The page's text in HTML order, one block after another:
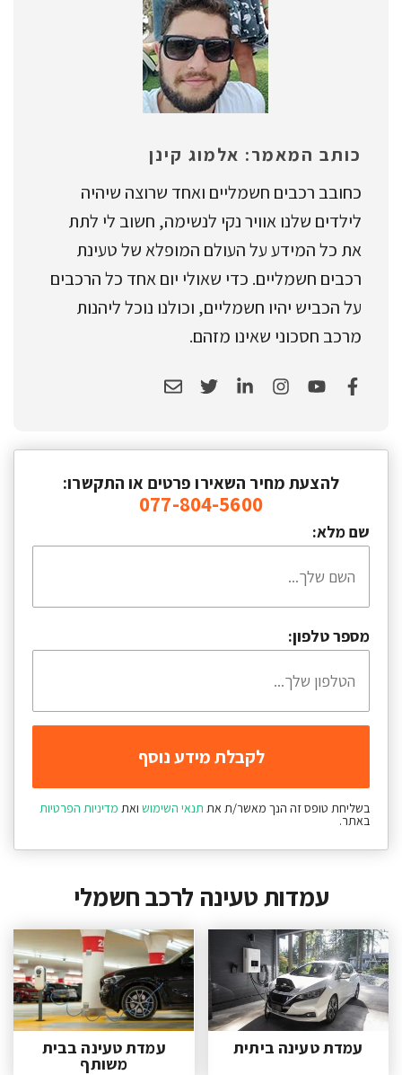
כותב המאמר: אלמוג קינן
כחובב רכבים חשמליים ואחד שרוצה שיהיה
לילדים שלנו אוויר נקי לנשימה, חשוב לי לתת
את כל המידע על העולם המופלא של טעינת
רכבים חשמליים. כדי שאולי יום אחד כל הרכבים
על הכביש יהיו חשמליים, וכולנו נוכל ליהנות
מרכב חסכוני שאינו מזהם.
להצעת מחיר השאירו פרטים או התקשרו:
077-804-5600
שם מלא:
מספר טלפון:
בשליחת טופס זה הנך מאשר/ת את תנאי השימוש ואת מדיניות הפרטיות
באתר.
עמדות טעינה לרכב חשמלי
עמדת טעינה ביתית עמדת טעינה בבית
משותף